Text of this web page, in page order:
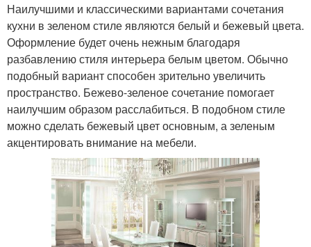
Наилучшими и классическими вариантами сочетания
кухни в зеленом стиле являются белый и бежевый цвета.
Оформление будет очень нежным благодаря
разбавлению стиля интерьера белым цветом. Обычно
подобный вариант способен зрительно увеличить
пространство. Бежево-зеленое сочетание помогает
наилучшим образом расслабиться. В подобном стиле
можно сделать бежевый цвет основным, а зеленым
акцентировать внимание на мебели.